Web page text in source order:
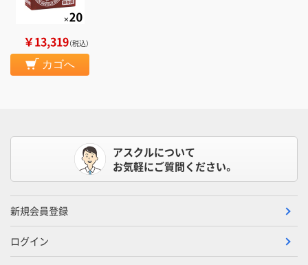
￥13,319（税込）
カゴへ
アスクルについて
お気軽にご質問ください。
新規会員登録
ログイン